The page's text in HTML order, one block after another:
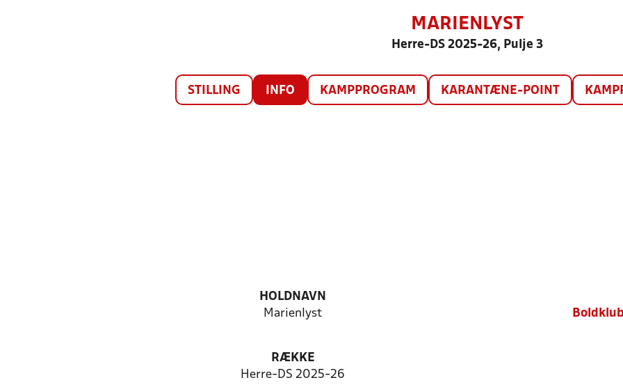
MARIENLYST
Herre-DS 2025-26, Pulje 3
STILLING INFO KAMPPROGRAM KARANTÆNE-POINT
HOLDNAVN
Marienlyst
RÆKKE
Herre-DS 2025-26